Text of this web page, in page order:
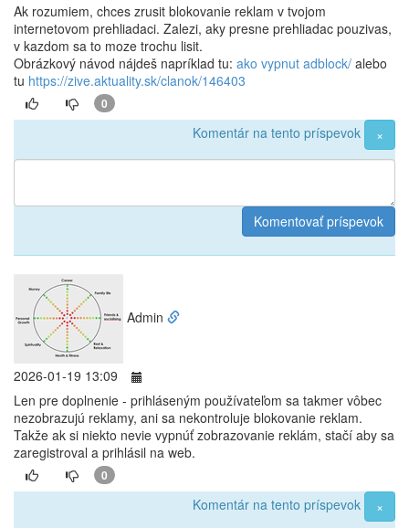
Ak rozumiem, chces zrusit blokovanie reklam v tvojom
internetovom prehliadaci. Zalezi, aky presne prehliadac pouzivas,
v kazdom sa to moze trochu lisit.
Obrázkový návod nájdeš napríklad tu: ako vypnut adblock/ alebo
tu https://zive.aktuality.sk/clanok/146403
0
Komentár na tento príspevok ×
Admin
2026-01-19 13:09
Len pre doplnenie - prihláseným používateľom sa takmer vôbec
nezobrazujú reklamy, ani sa nekontroluje blokovanie reklam.
Takže ak si niekto nevie vypnúť zobrazovanie reklám, stačí aby sa
zaregistroval a prihlásil na web.
0
Komentár na tento príspevok ×